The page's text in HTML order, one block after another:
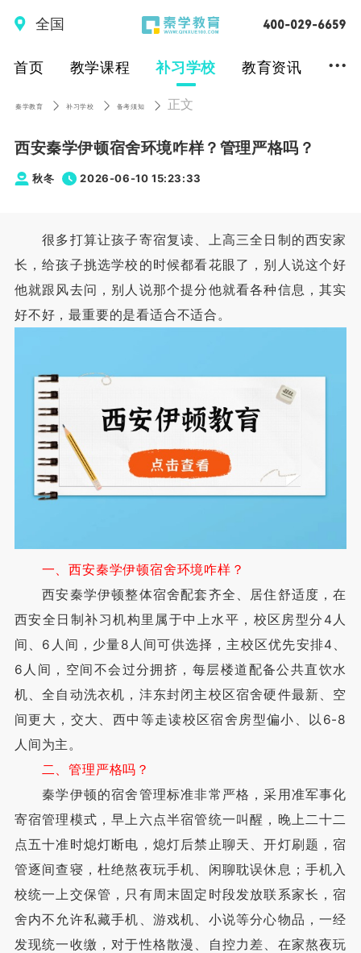
全国
首页 教学课程 补习学校 教育资讯 ...
秦学教育 补习学校 备考须知 正文
西安秦学伊顿宿舍环境咋样？管理严格吗？
秋冬 2026-06-10 15:23:33
很多打算让孩子寄宿复读、上高三全日制的西安家
长，给孩子挑选学校的时候都看花眼了，别人说这个好
他就跟风去问，别人说那个提分他就看各种信息，其实
好不好，最重要的是看适合不适合。
一、西安秦学伊顿宿舍环境咋样？
西安秦学伊顿整体宿舍配套齐全、居住舒适度，在
西安全日制补习机构里属于中上水平，校区房型分4人
间、6人间，少量8人间可供选择，主校区优先安排4、
6人间，空间不会过分拥挤，每层楼道配备公共直饮水
机、全自动洗衣机，沣东封闭主校区宿舍硬件最新、空
间更大，交大、西中等走读校区宿舍房型偏小、以6-8
人间为主。
二、管理严格吗？
秦学伊顿的宿舍管理标准非常严格，采用准军事化
寄宿管理模式，早上六点半宿管统一叫醒，晚上二十二
点五十准时熄灯断电，熄灯后禁止聊天、开灯刷题，宿
管逐间查寝，杜绝熬夜玩手机、闲聊耽误休息；手机入
校统一上交保管，只有周末固定时段发放联系家长，宿
舍内不允许私藏手机、游戏机、小说等分心物品，一经
发现统一收缴，对于性格散漫、自控力差、在家熬夜玩